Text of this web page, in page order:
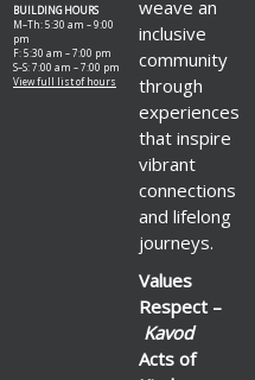
BUILDING HOURS
M–Th: 5:30 am – 9:00
pm
F: 5:30 am – 7:00 pm
S–S: 7:00 am – 7:00 pm
View full list of hours
weave an
inclusive
community
through
experiences
that inspire
vibrant
connections
and lifelong
journeys.
Values
Respect –
Kavod
Acts of